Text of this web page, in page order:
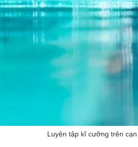
Luyện tập kĩ cưỡng trên